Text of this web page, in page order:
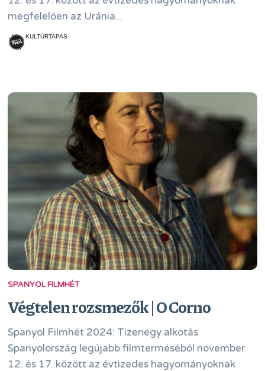
megfelelően az Uránia...
KULTÚRTAPAS
SPANYOL FILMHÉT
Végtelen rozsmezők | O Corno
Spanyol Filmhét 2024: Tizenegy alkotás
Spanyolország legújabb filmterméséből november
12. és 17. között az évtizedes hagyományoknak